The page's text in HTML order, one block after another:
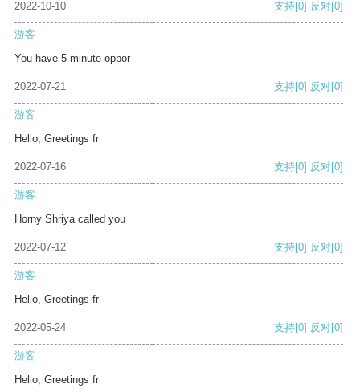
2022-10-10 支持[0] 反对[0]
游客
You have 5 minute oppor
2022-07-21 支持[0] 反对[0]
游客
Hello, Greetings fr
2022-07-16 支持[0] 反对[0]
游客
Horny Shriya called you
2022-07-12 支持[0] 反对[0]
游客
Hello, Greetings fr
2022-05-24 支持[0] 反对[0]
游客
Hello, Greetings fr